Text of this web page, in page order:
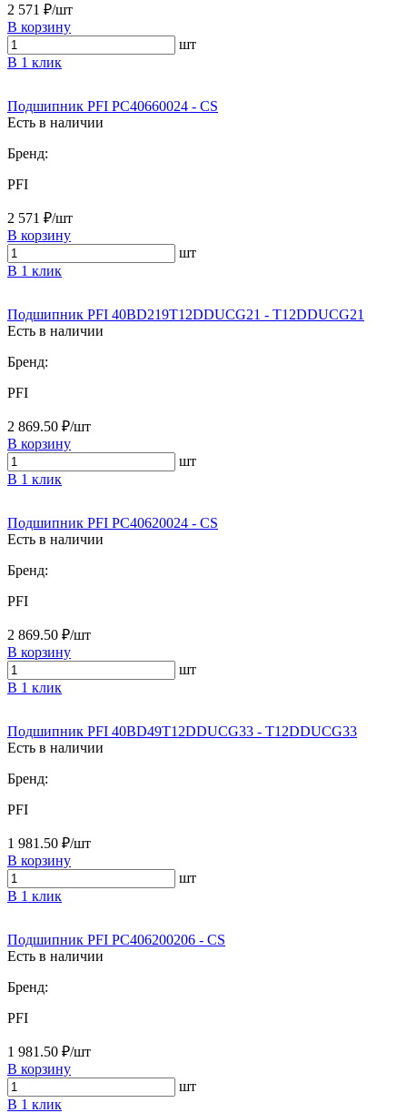
2 571 ₽/шт
В корзину
шт
В 1 клик
Подшипник PFI PC40660024 - CS
Есть в наличии
Бренд:
PFI
2 571 ₽/шт
В корзину
шт
В 1 клик
Подшипник PFI 40BD219T12DDUCG21 - T12DDUCG21
Есть в наличии
Бренд:
PFI
2 869.50 ₽/шт
В корзину
шт
В 1 клик
Подшипник PFI PC40620024 - CS
Есть в наличии
Бренд:
PFI
2 869.50 ₽/шт
В корзину
шт
В 1 клик
Подшипник PFI 40BD49T12DDUCG33 - T12DDUCG33
Есть в наличии
Бренд:
PFI
1 981.50 ₽/шт
В корзину
шт
В 1 клик
Подшипник PFI PC406200206 - CS
Есть в наличии
Бренд:
PFI
1 981.50 ₽/шт
В корзину
шт
В 1 клик